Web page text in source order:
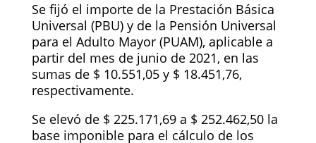
Se fijó el importe de la Prestación Básica
Universal (PBU) y de la Pensión Universal
para el Adulto Mayor (PUAM), aplicable a
partir del mes de junio de 2021, en las
sumas de $ 10.551,05 y $ 18.451,76,
respectivamente.
Se elevó de $ 225.171,69 a $ 252.462,50 la
base imponible para el cálculo de los